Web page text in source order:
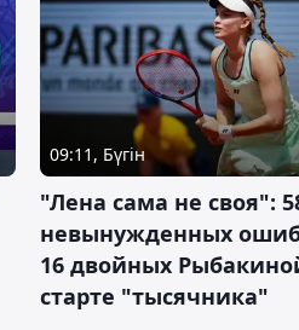
09:11, Бүгін
"Лена сама не своя":
невынужденных
16 двойных
старте "тысячника"